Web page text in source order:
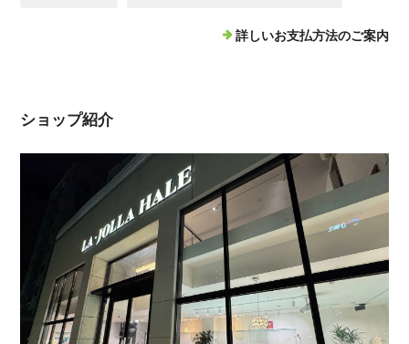
詳しいお支払方法のご案内
ショップ紹介